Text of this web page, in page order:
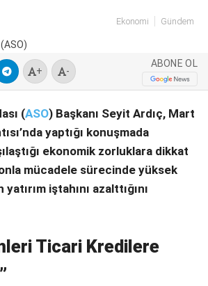
WhatsApp İhbar
Ekonomi Gündem
+ -
ABONE OL
(ASO) Başkanı Seyit Ardıç, Mart
yaptığı konuşmada
ekonomik zorluklara dikkat
mücadele sürecinde yüksek
iştahını azalttığını
Ticari Kredilere